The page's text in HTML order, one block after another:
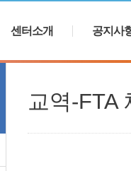
센터소개 공지사
교역-FTA